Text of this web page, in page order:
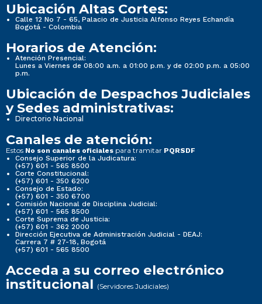
Ubicación Altas Cortes:
Calle 12 No 7 - 65, Palacio de Justicia Alfonso Reyes Echandía
Bogotá - Colombia
Horarios de Atención:
Atención Presencial:
Lunes a Viernes de 08:00 a.m. a 01:00 p.m. y de 02:00 p.m. a 05:00
p.m.
Ubicación de Despachos Judiciales
y Sedes administrativas:
Directorio Nacional
Canales de atención:
Estos No son canales oficiales para tramitar PQRSDF
Consejo Superior de la Judicatura:
(+57) 601 - 565 8500
Corte Constitucional:
(+57) 601 - 350 6200
Consejo de Estado:
(+57) 601 - 350 6700
Comisión Nacional de Disciplina Judicial:
(+57) 601 - 565 8500
Corte Suprema de Justicia:
(+57) 601 - 362 2000
Dirección Ejecutiva de Administración Judicial - DEAJ:
Carrera 7 # 27-18, Bogotá
(+57) 601 - 565 8500
Acceda a su correo electrónico
institucional (Servidores Judiciales)